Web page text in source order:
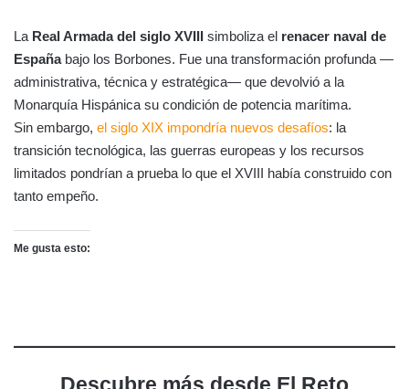
La Real Armada del siglo XVIII simboliza el renacer naval de
Españabajo los Borbones. Fue una transformación profunda —
administrativa, técnica y estratégica— que devolvió a la
Monarquía Hispánica su condición de potencia marítima.
Sin embargo, el siglo XIX impondría nuevos desafíos: la
transición tecnológica, las guerras europeas y los recursos
limitados pondrían a prueba lo que el XVIII había construido con
tanto empeño.
Me gusta esto: